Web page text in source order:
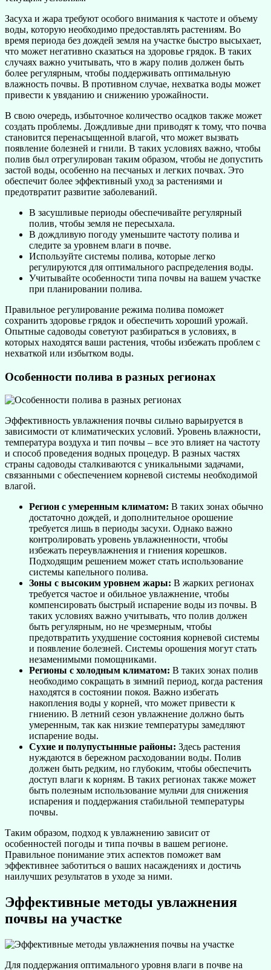
Засуха и жара требуют особого внимания к частоте и объему
воды, которую необходимо предоставлять растениям. Во
время периода без дождей земля на участке быстро высыхает,
что может негативно сказаться на здоровье грядок. В таких
случаях важно учитывать, что в жару полив должен быть
более регулярным, чтобы поддерживать оптимальную
влажность почвы. В противном случае, нехватка воды может
привести к увяданию и снижению урожайности.
В свою очередь, избыточное количество осадков также может
создать проблемы. Дождливые дни приводят к тому, что почва
становится перенасыщенной влагой, что может вызвать
появление болезней и гнили. В таких условиях важно, чтобы
полив был отрегулирован таким образом, чтобы не допустить
застой воды, особенно на песчаных и легких почвах. Это
обеспечит более эффективный уход за растениями и
предотвратит развитие заболеваний.
В засушливые периоды обеспечивайте регулярный
полив, чтобы земля не пересыхала.
В дождливую погоду уменьшите частоту полива и
следите за уровнем влаги в почве.
Используйте системы полива, которые легко
регулируются для оптимального распределения воды.
Учитывайте особенности типа почвы на вашем участке
при планировании полива.
Правильное регулирование режима полива поможет
сохранить здоровье грядок и обеспечить хороший урожай.
Опытные садоводы советуют разбираться в условиях, в
которых находятся ваши растения, чтобы избежать проблем с
нехваткой или избытком воды.
Особенности полива в разных регионах
Эффективность увлажнения почвы сильно варьируется в
зависимости от климатических условий. Уровень влажности,
температура воздуха и тип почвы – все это влияет на частоту
и способ проведения водных процедур. В разных частях
страны садоводы сталкиваются с уникальными задачами,
связанными с обеспечением корневой системы необходимой
влагой.
Регион с умеренным климатом: В таких зонах обычно
достаточно дождей, и дополнительное орошение
требуется лишь в периоды засухи. Однако важно
контролировать уровень увлажненности, чтобы
избежать переувлажнения и гниения корешков.
Подходящим решением может стать использование
системы капельного полива.
Зоны с высоким уровнем жары: В жарких регионах
требуется частое и обильное увлажнение, чтобы
компенсировать быстрый испарение воды из почвы. В
таких условиях важно учитывать, что полив должен
быть регулярным, но не чрезмерным, чтобы
предотвратить ухудшение состояния корневой системы
и появление болезней. Системы орошения могут стать
незаменимыми помощниками.
Регионы с холодным климатом: В таких зонах полив
необходимо сокращать в зимний период, когда растения
находятся в состоянии покоя. Важно избегать
накопления воды у корней, что может привести к
гниению. В летний сезон увлажнение должно быть
умеренным, так как низкие температуры замедляют
испарение воды.
Сухие и полупустынные районы: Здесь растения
нуждаются в бережном расходовании воды. Полив
должен быть редким, но глубоким, чтобы обеспечить
доступ влаги к корням. В таких регионах также может
быть полезным использование мульчи для снижения
испарения и поддержания стабильной температуры
почвы.
Таким образом, подход к увлажнению зависит от
особенностей погоды и типа почвы в вашем регионе.
Правильное понимание этих аспектов поможет вам
эффективнее заботиться о ваших насаждениях и достичь
наилучших результатов в уходе за ними.
Эффективные методы увлажнения
почвы на участке
Для поддержания оптимального уровня влаги в почве на